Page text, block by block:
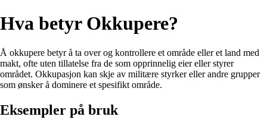
Hva betyr Okkupere?
Å okkupere betyr å ta over og kontrollere et område eller et land med
makt, ofte uten tillatelse fra de som opprinnelig eier eller styrer
området. Okkupasjon kan skje av militære styrker eller andre grupper
som ønsker å dominere et spesifikt område.
Eksempler på bruk